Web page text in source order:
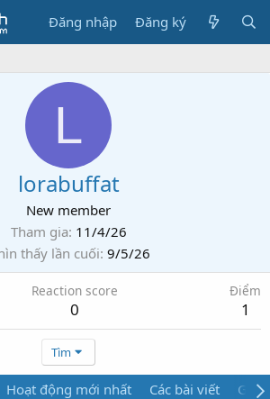
Đăng nhập Đăng ký
L
lorabuffat
New member
Tham gia 11/4/26
thấy lần cuối 9/5/26
Reaction score
0
Điểm
1
Tìm
Hoạt động mới nhất Các bài viết Giới